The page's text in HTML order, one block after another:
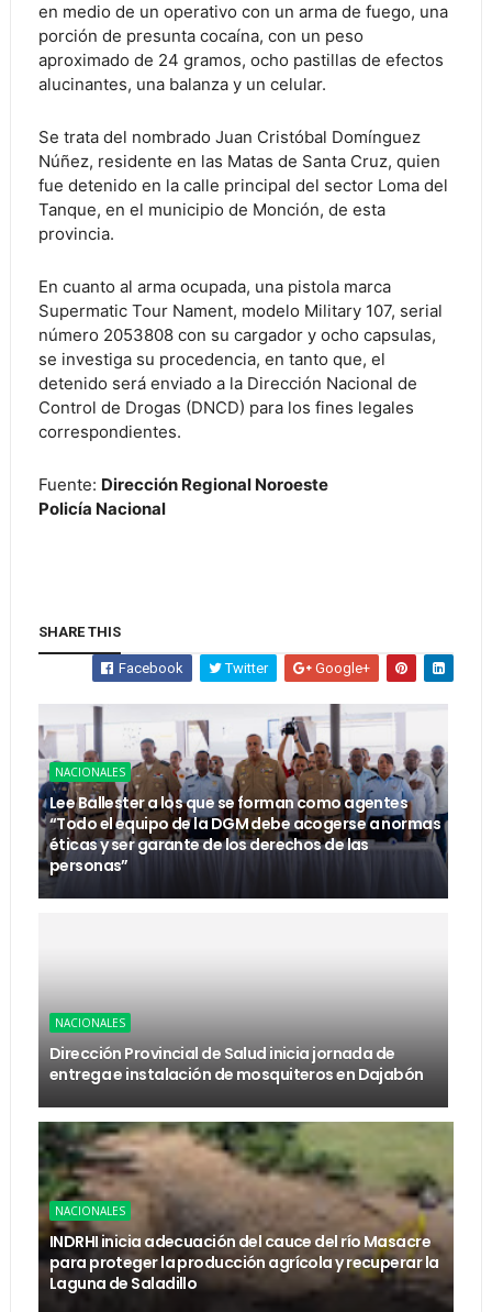
en medio de un operativo con un arma de fuego, una
porción de presunta cocaína, con un peso
aproximado de 24 gramos, ocho pastillas de efectos
alucinantes, una balanza y un celular.
Se trata del nombrado Juan Cristóbal Domínguez
Núñez, residente en las Matas de Santa Cruz, quien
fue detenido en la calle principal del sector Loma del
Tanque, en el municipio de Monción, de esta
provincia.
En cuanto al arma ocupada, una pistola marca
Supermatic Tour Nament, modelo Military 107, serial
número 2053808 con su cargador y ocho capsulas,
se investiga su procedencia, en tanto que, el
detenido será enviado a la Dirección Nacional de
Control de Drogas (DNCD) para los fines legales
correspondientes.
Fuente: Dirección Regional Noroeste
Policía Nacional
SHARE THIS
Facebook Twitter Google+
NACIONALES
Lee Ballester a los que se forman como agentes
“Todo el equipo de la DGM debe acogerse a normas
éticas y ser garante de los derechos de las
personas”
NACIONALES
Dirección Provincial de Salud inicia jornada de
entrega e instalación de mosquiteros en Dajabón
NACIONALES
INDRHI inicia adecuación del cauce del río Masacre
para proteger la producción agrícola y recuperar la
Laguna de Saladillo